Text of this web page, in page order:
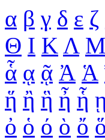
α β γ δ ε ζ
Θ Ι Κ Λ Μ
ἇ ᾳ ᾷ Ἀ Ἁ
ἥ ἢ ἣ ἦ ἧ ῃ
ὀ ὁ ό ὸ ὄ ὅ